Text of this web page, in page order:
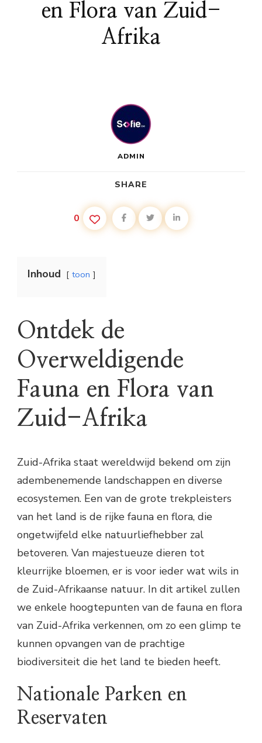
en Flora van Zuid-
Afrika
ADMIN
SHARE
0
Inhoud toon
Ontdek de
Overweldigende
Fauna en Flora van
Zuid-Afrika
Zuid-Afrika staat wereldwijd bekend om zijn
adembenemende landschappen en diverse
ecosystemen. Een van de grote trekpleisters
van het land is de rijke fauna en flora, die
ongetwijfeld elke natuurliefhebber zal
betoveren. Van majestueuze dieren tot
kleurrijke bloemen, er is voor ieder wat wils in
de Zuid-Afrikaanse natuur. In dit artikel zullen
we enkele hoogtepunten van de fauna en flora
van Zuid-Afrika verkennen, om zo een glimp te
kunnen opvangen van de prachtige
biodiversiteit die het land te bieden heeft.
Nationale Parken en
Reservaten